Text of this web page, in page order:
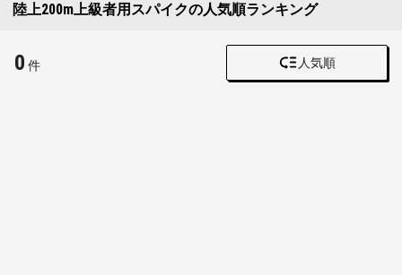
陸上200m上級者用スパイクの人気順ランキング
0 件 人気順